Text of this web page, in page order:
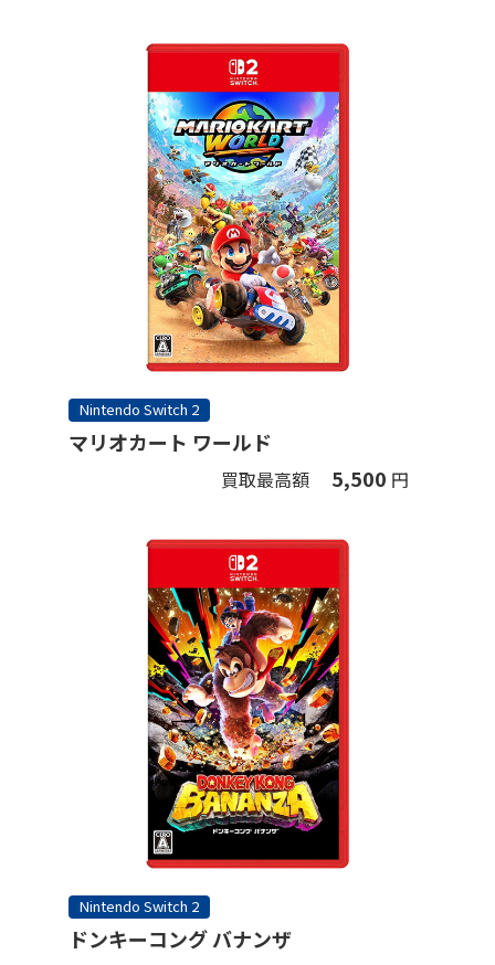
Nintendo Switch 2
マリオカート ワールド
買取最高額 5,500 円
Nintendo Switch 2
ドンキーコング バナンザ